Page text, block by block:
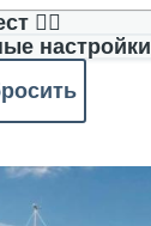
🧍‍♂️
настройки